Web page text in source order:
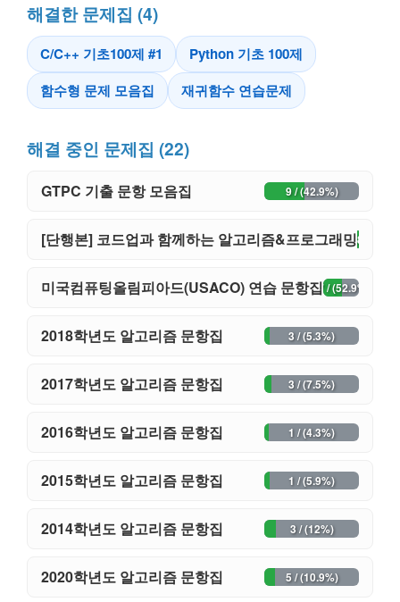
해결한 문제집 (4)
C/C++ 기초100제 #1
Python 기초 100제
함수형 문제 모음집
재귀함수 연습문제
해결 중인 문제집 (22)
GTPC 기출 문항 모음집 9 / (42.9%)
[단행본] 코드업과 함께하는 알고리즘&프로그래밍
40 / (80%)
미국컴퓨팅올림피아드(USACO) 연습 문항집27 / (52.9%)
2018학년도 알고리즘 문항집 3 / (5.3%)
2017학년도 알고리즘 문항집 3 / (7.5%)
2016학년도 알고리즘 문항집 1 / (4.3%)
2015학년도 알고리즘 문항집 1 / (5.9%)
2014학년도 알고리즘 문항집 3 / (12%)
2020학년도 알고리즘 문항집 5 / (10.9%)